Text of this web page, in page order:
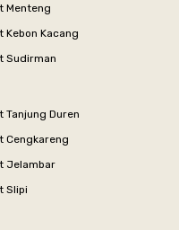
Menteng
Kebon Kacang
Sudirman
Tanjung Duren
Cengkareng
Jelambar
Slipi